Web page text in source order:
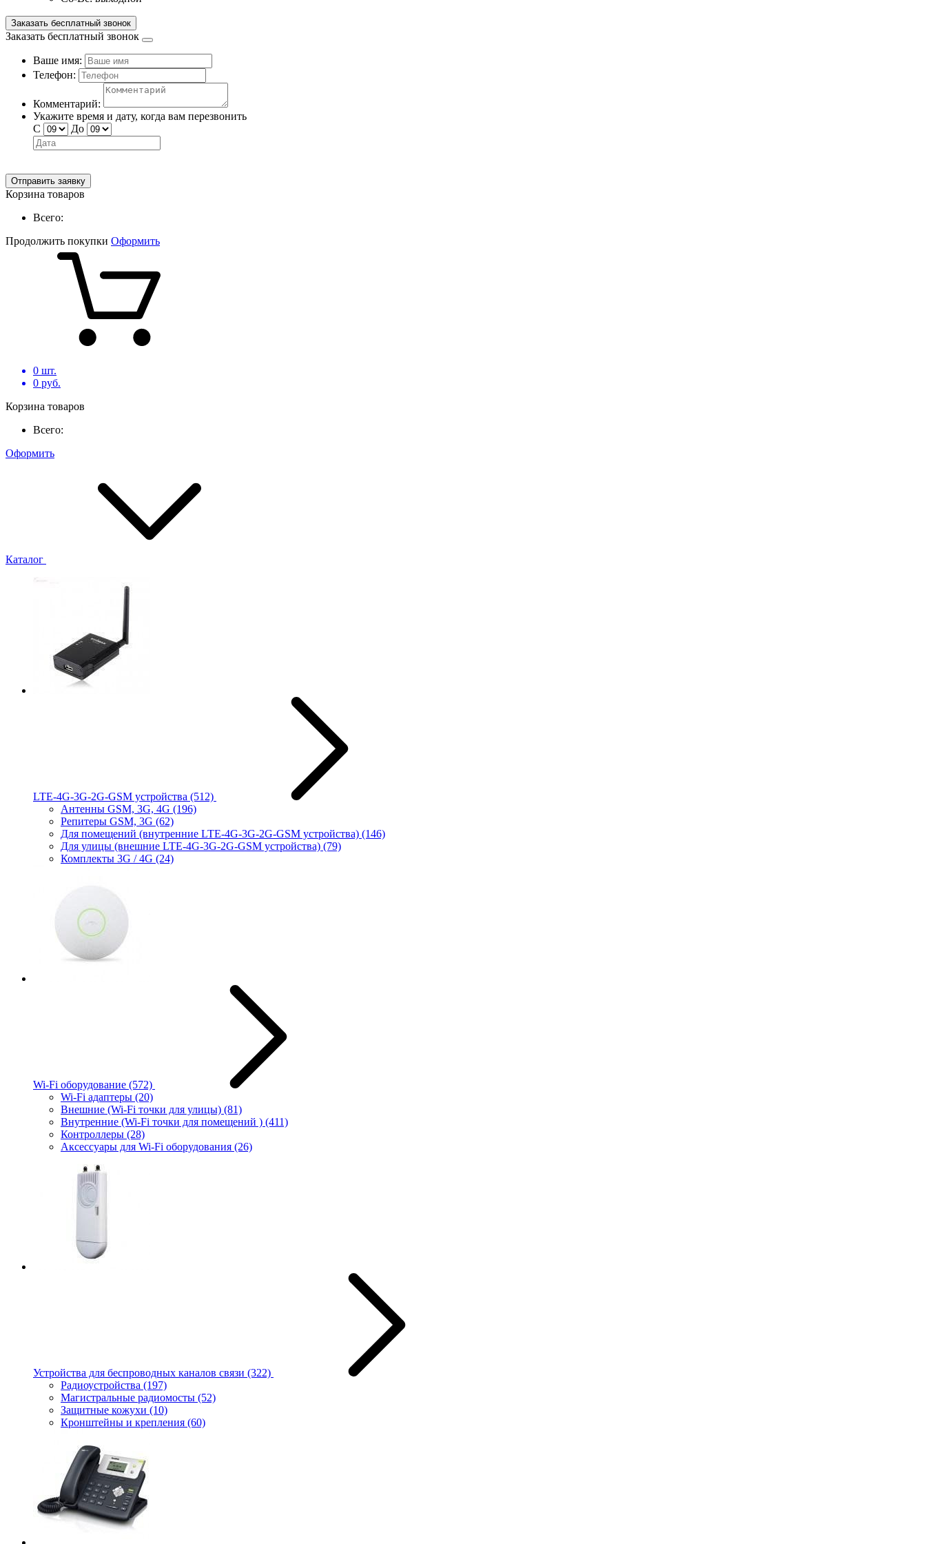
Заказать бесплатный звонок
Заказать бесплатный звонок
Ваше имя:
Телефон:
Комментарий:
Укажите время и дату, когда вам перезвонить
С
До
Отправить заявку
Корзина товаров
Всего:
Продолжить покупки Оформить
0 шт.
0 руб.
Корзина товаров
Всего:
Оформить
Каталог
LTE-4G-3G-2G-GSM устройства (512)
Антенны GSM, 3G, 4G (196)
Репитеры GSM, 3G (62)
Для помещений (внутренние LTE-4G-3G-2G-GSM устройства) (146)
Для улицы (внешние LTE-4G-3G-2G-GSM устройства) (79)
Комплекты 3G / 4G (24)
Wi-Fi оборудование (572)
Wi-Fi адаптеры (20)
Внешние (Wi-Fi точки для улицы) (81)
Внутренние (Wi-Fi точки для помещений ) (411)
Контроллеры (28)
Аксессуары для Wi-Fi оборудования (26)
Устройства для беспроводных каналов связи (322)
Радиоустройства (197)
Магистральные радиомосты (52)
Защитные кожухи (10)
Кронштейны и крепления (60)